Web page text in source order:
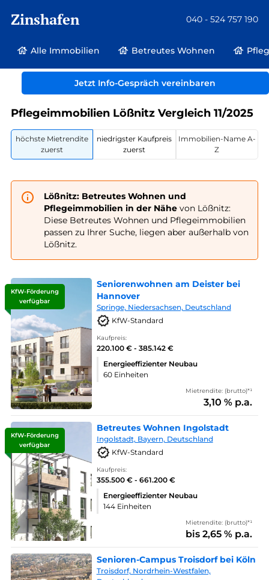
Zinshafen 040 - 524 757 190
Alle Immobilien Betreutes Wohnen
Jetzt Info-Gespräch vereinbaren
Betreutes Wohnen und Pflegeimmobilien Deutschland
Pflegeimmobilien Lößnitz Vergleich 11/2025
höchste Mietrendite
zuerst
niedrigster Kaufpreis
zuerst
Immobilien-Name A-
Z
Lößnitz: Betreutes Wohnen und
Pflegeimmobilien in der Nähevon Lößnitz:
Diese Betreutes Wohnen und Pflegeimmobilien
passen zu Ihrer Suche, liegen aber außerhalb von
Lößnitz.
KfW-Förderung
verfügbar
Seniorenwohnen am Deister bei
Hannover
Springe, Niedersachsen, Deutschland
KfW-Standard
Kaufpreis:
220.100 € - 385.142 €
Energieeffizienter Neubau
60 Einheiten
Mietrendite: (brutto)*¹
3,10 % p.a.
KfW-Förderung
verfügbar
Betreutes Wohnen Ingolstadt
Ingolstadt, Bayern, Deutschland
KfW-Standard
Kaufpreis:
355.500 € - 661.200 €
Energieeffizienter Neubau
144 Einheiten
Mietrendite: (brutto)*¹
bis 2,65 % p.a.
Senioren-Campus Troisdorf bei Köln
Troisdorf, Nordrhein-Westfalen,